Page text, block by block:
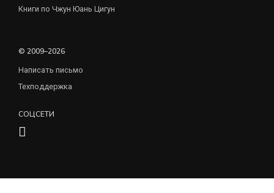
Книги по Чжун Юань Цигун
© 2009–2026
Написать письмо
Техподдержка
СОЦСЕТИ